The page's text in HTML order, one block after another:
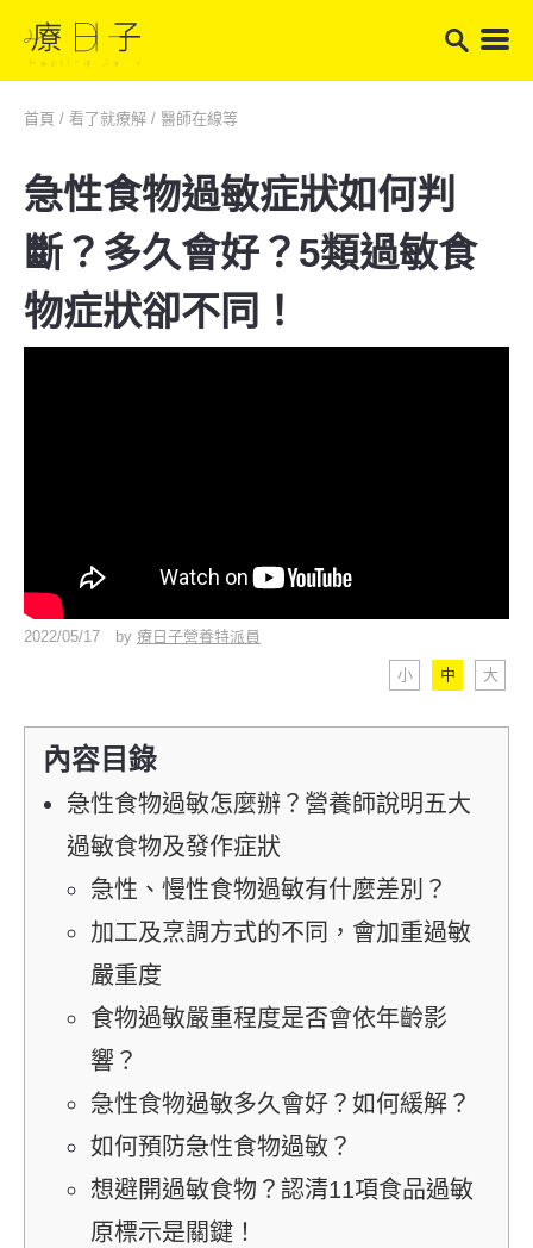
首頁 / 看了就療解 / 醫師在線等
急性食物過敏症狀如何判
斷？多久會好？5類過敏食
物症狀卻不同！
2022/05/17 by 療日子營養特派員
小 中 大
內容目錄
急性食物過敏怎麼辦？營養師說明五大
過敏食物及發作症狀
急性、慢性食物過敏有什麼差別？
加工及烹調方式的不同，會加重過敏
嚴重度
食物過敏嚴重程度是否會依年齡影
響？
急性食物過敏多久會好？如何緩解？
如何預防急性食物過敏？
想避開過敏食物？認清11項食品過敏
原標示是關鍵！